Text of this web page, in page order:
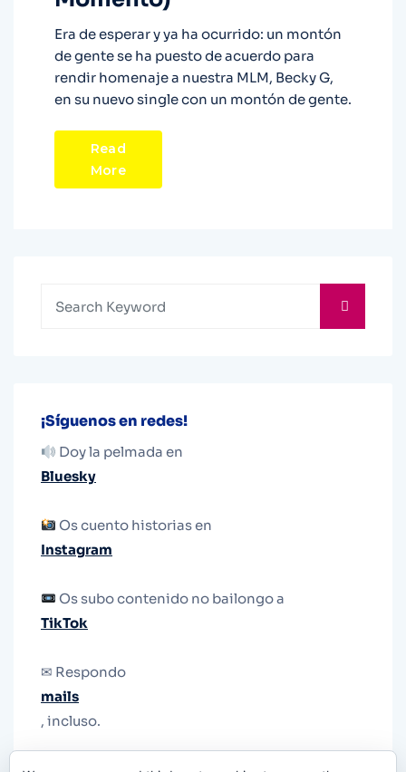
Era de esperar y ya ha ocurrido: un montón
de gente se ha puesto de acuerdo para
rendir homenaje a nuestra MLM, Becky G,
en su nuevo single con un montón de gente.
Read
More
¡Síguenos en redes!
Doy la pelmada en
Bluesky
Os cuento historias en
Instagram
Os subo contenido no bailongo a
TikTok
✉ Respondo
mails
, incluso.